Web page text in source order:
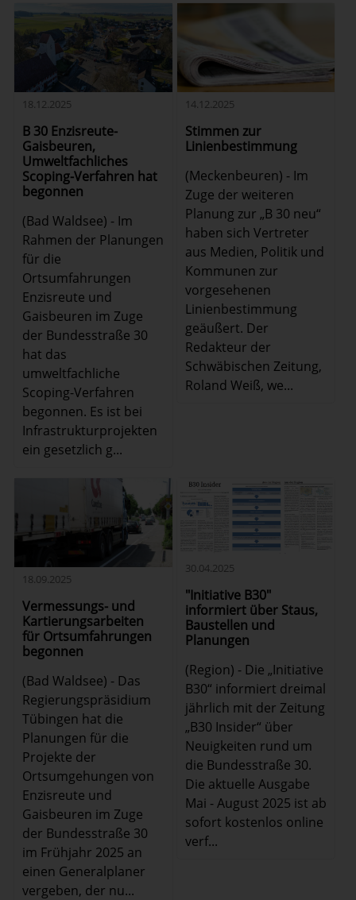
18.12.2025
B 30 Enzisreute-
Gaisbeuren,
Umweltfachliches
Scoping-Verfahren hat
begonnen
(Bad Waldsee) - Im
Rahmen der Planungen
für die
Ortsumfahrungen
Enzisreute und
Gaisbeuren im Zuge
der Bundesstraße 30
hat das
umweltfachliche
Scoping-Verfahren
begonnen. Es ist bei
Infrastrukturprojekten
ein gesetzlich g...
14.12.2025
Stimmen zur
Linienbestimmung
(Meckenbeuren) - Im
Zuge der weiteren
Planung zur „B 30 neu“
haben sich Vertreter
aus Medien, Politik und
Kommunen zur
vorgesehenen
Linienbestimmung
geäußert. Der
Redakteur der
Schwäbischen Zeitung,
Roland Weiß, we...
18.09.2025
Vermessungs- und
Kartierungsarbeiten
für Ortsumfahrungen
begonnen
(Bad Waldsee) - Das
Regierungspräsidium
Tübingen hat die
Planungen für die
Projekte der
Ortsumgehungen von
Enzisreute und
Gaisbeuren im Zuge
der Bundesstraße 30
im Frühjahr 2025 an
einen Generalplaner
vergeben, der nu...
30.04.2025
"Initiative B30"
informiert über Staus,
Baustellen und
Planungen
(Region) - Die „Initiative
B30“ informiert dreimal
jährlich mit der Zeitung
„B30 Insider“ über
Neuigkeiten rund um
die Bundesstraße 30.
Die aktuelle Ausgabe
Mai - August 2025 ist ab
sofort kostenlos online
verf...